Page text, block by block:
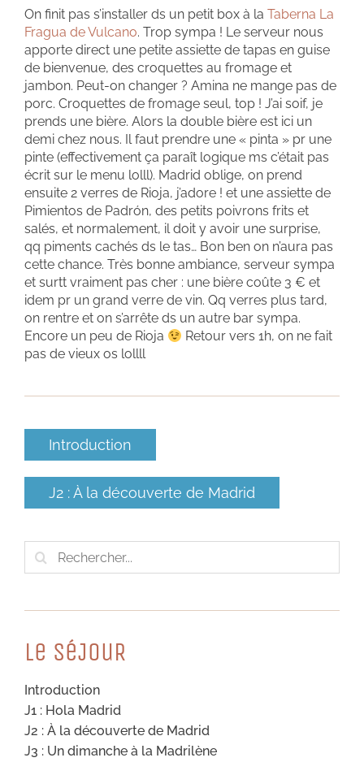
On finit pas s’installer ds un petit box à la Taberna La
Fragua de Vulcano. Trop sympa ! Le serveur nous
apporte direct une petite assiette de tapas en guise
de bienvenue, des croquettes au fromage et
jambon. Peut-on changer ? Amina ne mange pas de
porc. Croquettes de fromage seul, top ! J’ai soif, je
prends une bière. Alors la double bière est ici un
demi chez nous. Il faut prendre une « pinta » pr une
pinte (effectivement ça paraît logique ms c’était pas
écrit sur le menu lolll). Madrid oblige, on prend
ensuite 2 verres de Rioja, j’adore ! et une assiette de
Pimientos de Padrón, des petits poivrons frits et
salés, et normalement, il doit y avoir une surprise,
qq piments cachés ds le tas… Bon ben on n’aura pas
cette chance. Très bonne ambiance, serveur sympa
et surtt vraiment pas cher : une bière coûte 3 € et
idem pr un grand verre de vin. Qq verres plus tard,
on rentre et on s’arrête ds un autre bar sympa.
Encore un peu de Rioja
Retour vers 1h, on ne fait
pas de vieux os lollll
Introduction
J2 : À la découverte de Madrid
Rechercher:
Le SéJouR
Introduction
J1 : Hola Madrid
J2 : À la découverte de Madrid
J3 : Un dimanche à la Madrilène